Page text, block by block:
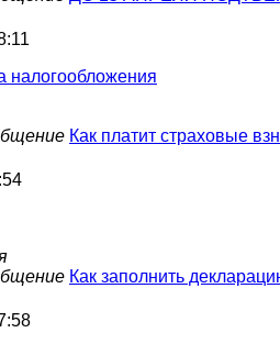
налогообложения
Как платит страховые
Как заполнить